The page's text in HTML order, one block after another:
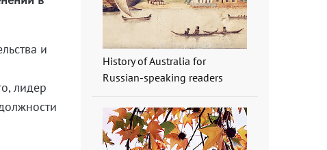
и
лидер
History of Australia for
Russian-speaking readers